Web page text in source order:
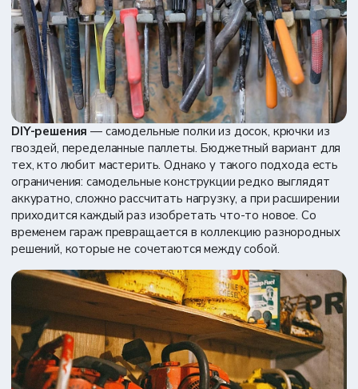
DIY-решения — самодельные полки из досок, крючки из
гвоздей, переделанные паллеты. Бюджетный вариант для
тех, кто любит мастерить. Однако у такого подхода есть
ограничения: самодельные конструкции редко выглядят
аккуратно, сложно рассчитать нагрузку, а при расширении
приходится каждый раз изобретать что-то новое. Со
временем гараж превращается в коллекцию разнородных
решений, которые не сочетаются между собой.